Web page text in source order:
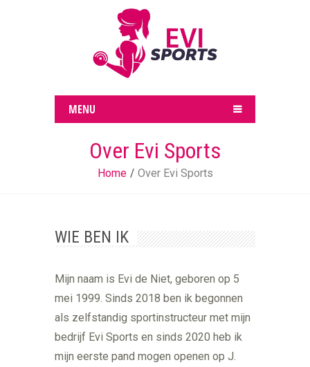
MENU
Over Evi Sports
Home Over Evi Sports
WIE BEN IK
Mijn naam is Evi de Niet, geboren op 5
mei 1999. Sinds 2018 ben ik begonnen
als zelfstandig sportinstructeur met mijn
bedrijf Evi Sports en sinds 2020 heb ik
mijn eerste pand mogen openen op J.